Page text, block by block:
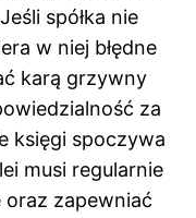
spółka nie
w niej błędne
karą grzywny
za
księgi spoczywa
musi regularnie
zapewniać